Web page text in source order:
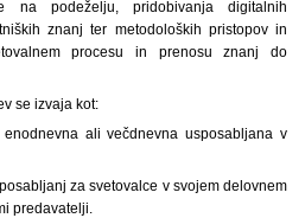
na podeželju, pridobivanja digitalnih
znanj ter metodoloških pristopov in
procesu in prenosu znanj do
se izvaja kot:
ali večdnevna usposabljana v
za svetovalce v svojem delovnem
predavatelji.